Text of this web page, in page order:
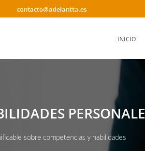
contacto@adelantta.es
INICIO
sobre competencias y habilidades